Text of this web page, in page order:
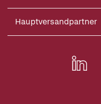
Hauptversandpartner